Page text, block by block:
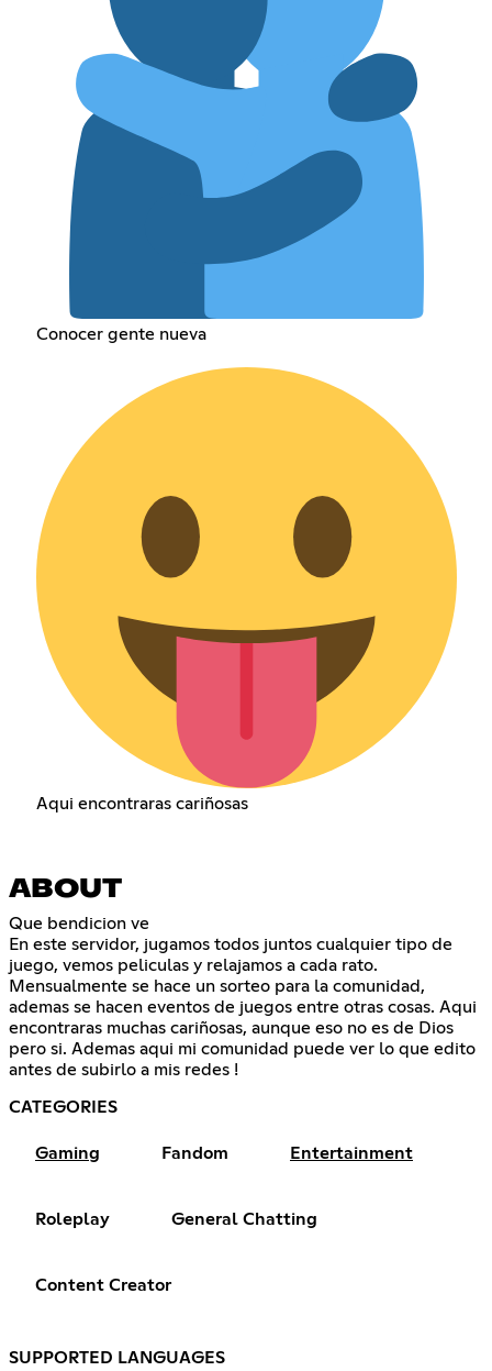
Conocer gente nueva
Aqui encontraras cariñosas
ABOUT
Que bendicion ve
En este servidor, jugamos todos juntos cualquier tipo de
juego, vemos peliculas y relajamos a cada rato.
Mensualmente se hace un sorteo para la comunidad,
ademas se hacen eventos de juegos entre otras cosas. Aqui
encontraras muchas cariñosas, aunque eso no es de Dios
pero si. Ademas aqui mi comunidad puede ver lo que edito
antes de subirlo a mis redes !
CATEGORIES
Gaming Fandom Entertainment
Roleplay General Chatting
Content Creator
SUPPORTED LANGUAGES